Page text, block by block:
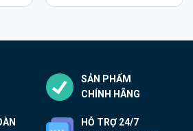
SẢN PHẨM
CHÍNH HÃNG
HỖ TRỢ 24/7